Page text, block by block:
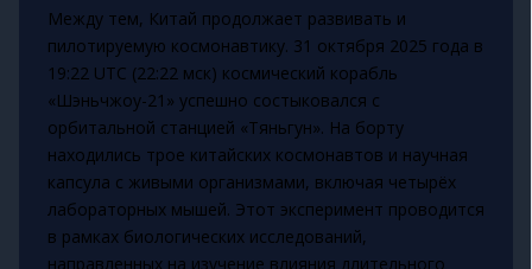
Между тем, Китай продолжает развивать и
пилотируемую космонавтику. 31 октября 2025 года в
19:22 UTC (22:22 мск) космический корабль
«Шэньчжоу-21» успешно состыковался с
орбитальной станцией «Тяньгун». На борту
находились трое китайских космонавтов и научная
капсула с живыми организмами, включая четырёх
лабораторных мышей. Этот эксперимент проводится
в рамках биологических исследований,
направленных на изучение влияния длительного